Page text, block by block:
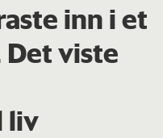
inn i et
Det viste
liv